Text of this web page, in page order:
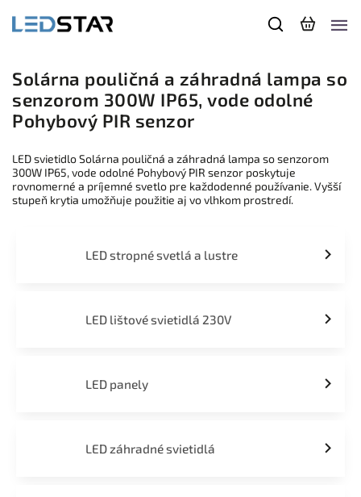
Solárna pouličná a záhradná lampa so
senzorom 300W IP65, vode odolné
Pohybový PIR senzor
LED svietidlo Solárna pouličná a záhradná lampa so senzorom
300W IP65, vode odolné Pohybový PIR senzor poskytuje
rovnomerné a príjemné svetlo pre každodenné používanie. Vyšší
stupeň krytia umožňuje použitie aj vo vlhkom prostredí.
LED stropné svetlá a lustre
LED lištové svietidlá 230V
LED panely
LED záhradné svietidlá